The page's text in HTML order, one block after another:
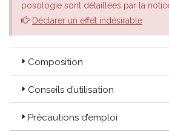
posologie sont détaillées par la
Déclarer un effet indésirable
Composition
Conseils d’utilisation
Précautions d’emploi